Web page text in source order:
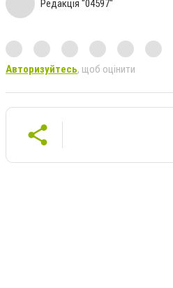
Редакція "04597"
Авторизуйтесь, щоб оцінити